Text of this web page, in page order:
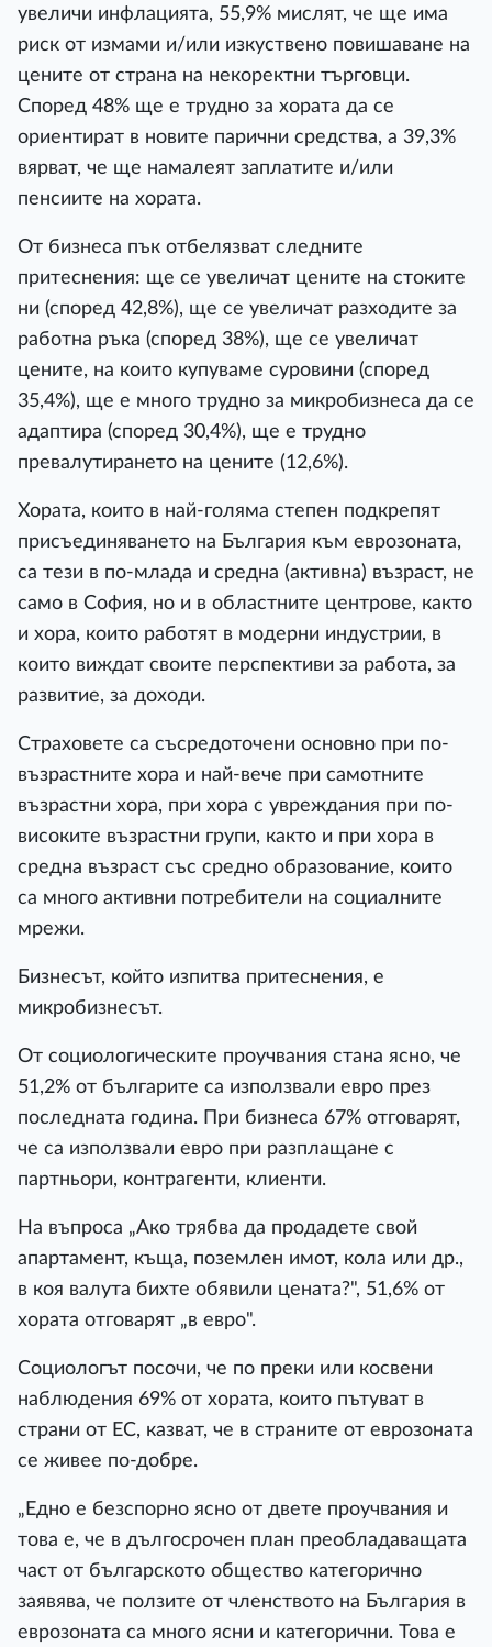
увеличи инфлацията, 55,9% мислят, че ще има
риск от измами и/или изкуствено повишаване на
цените от страна на некоректни търговци.
Според 48% ще е трудно за хората да се
ориентират в новите парични средства, а 39,3%
вярват, че ще намалеят заплатите и/или
пенсиите на хората.
От бизнеса пък отбелязват следните
притеснения: ще се увеличат цените на стоките
ни (според 42,8%), ще се увеличат разходите за
работна ръка (според 38%), ще се увеличат
цените, на които купуваме суровини (според
35,4%), ще е много трудно за микробизнеса да се
адаптира (според 30,4%), ще е трудно
превалутирането на цените (12,6%).
Хората, които в най-голяма степен подкрепят
присъединяването на България към еврозоната,
са тези в по-млада и средна (активна) възраст, не
само в София, но и в областните центрове, както
и хора, които работят в модерни индустрии, в
които виждат своите перспективи за работа, за
развитие, за доходи.
Страховете са съсредоточени основно при по-
възрастните хора и най-вече при самотните
възрастни хора, при хора с увреждания при по-
високите възрастни групи, както и при хора в
средна възраст със средно образование, които
са много активни потребители на социалните
мрежи.
Бизнесът, който изпитва притеснения, е
микробизнесът.
От социологическите проучвания стана ясно, че
51,2% от българите са използвали евро през
последната година. При бизнеса 67% отговарят,
че са използвали евро при разплащане с
партньори, контрагенти, клиенти.
На въпроса „Ако трябва да продадете свой
апартамент, къща, поземлен имот, кола или др.,
в коя валута бихте обявили цената?", 51,6% от
хората отговарят „в евро".
Социологът посочи, че по преки или косвени
наблюдения 69% от хората, които пътуват в
страни от ЕС, казват, че в страните от еврозоната
се живее по-добре.
„Едно е безспорно ясно от двете проучвания и
това е, че в дългосрочен план преобладаващата
част от българското общество категорично
заявява, че ползите от членството на България в
еврозоната са много ясни и категорични. Това е